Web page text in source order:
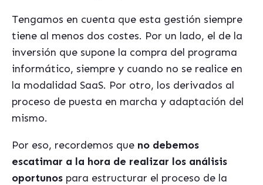
Tengamos en cuenta que esta gestión siempre
tiene al menos dos costes. Por un lado, el de la
inversión que supone la compra del programa
informático, siempre y cuando no se realice en
la modalidad SaaS. Por otro, los derivados al
proceso de puesta en marcha y adaptación del
mismo.
Por eso, recordemos que no debemos
escatimar a la hora de realizar los análisis
oportunos para estructurar el proceso de la